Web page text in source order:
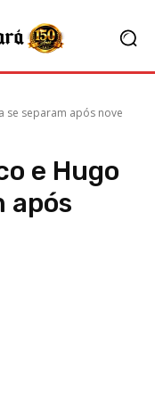
se separam após nove
e Hugo
após